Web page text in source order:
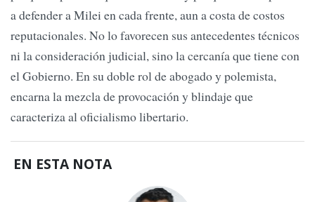
a defender a Milei en cada frente, aun a costa de costos
reputacionales. No lo favorecen sus antecedentes técnicos
ni la consideración judicial, sino la cercanía que tiene con
el Gobierno. En su doble rol de abogado y polemista,
encarna la mezcla de provocación y blindaje que
caracteriza al oficialismo libertario.
EN ESTA NOTA